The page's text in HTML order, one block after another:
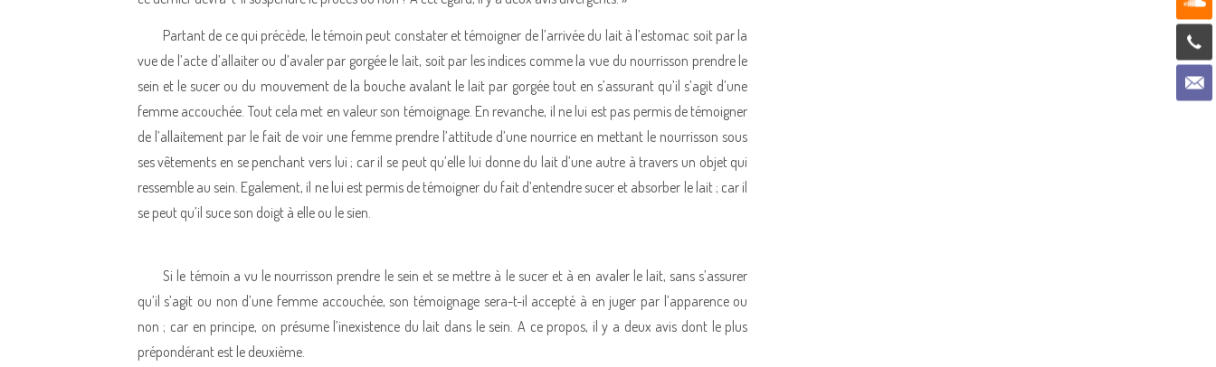
Partant de ce qui précède, le témoin peut constater et témoigner de l’arrivée du lait à l’estomac soit par la
vue de l’acte d’allaiter ou d’avaler par gorgée le lait, soit par les indices comme la vue du nourrisson prendre le
sein et le sucer ou du mouvement de la bouche avalant le lait par gorgée tout en s’assurant qu’il s’agit d’une
femme accouchée. Tout cela met en valeur son témoignage. En revanche, il ne lui est pas permis de témoigner
de l’allaitement par le fait de voir une femme prendre l’attitude d’une nourrice en mettant le nourrisson sous
ses vêtements en se penchant vers lui ; car il se peut qu’elle lui donne du lait d’une autre à travers un objet qui
ressemble au sein. Egalement, il ne lui est permis de témoigner du fait d’entendre sucer et absorber le lait ; car il
se peut qu’il suce son doigt à elle ou le sien.
Si le témoin a vu le nourrisson prendre le sein et se mettre à le sucer et à en avaler le lait, sans s’assurer
qu’il s’agit ou non d’une femme accouchée, son témoignage sera-t-il accepté à en juger par l’apparence ou
non ; car en principe, on présume l’inexistence du lait dans le sein. A ce propos, il y a deux avis dont le plus
prépondérant est le deuxième.